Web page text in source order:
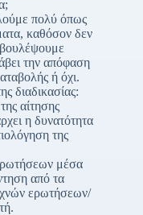
πολύ όπως
καθόσον δεν
την απόφαση
ή όχι.
διαδικασίας:
αίτησης
η δυνατότητα
της
μέσα
από τα
ερωτήσεων/